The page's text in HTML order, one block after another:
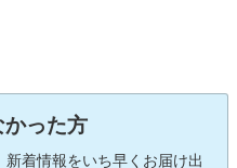
った方
着情報をいち早くお届け出